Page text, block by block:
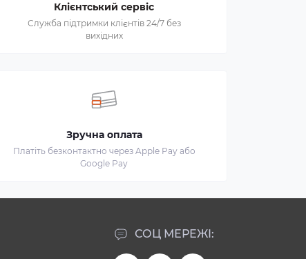
Клієнтський сервіс
Служба підтримки клієнтів 24/7 без
вихідних
Зручна оплата
Платіть безконтактно через Apple Pay або
Google Pay
СОЦ МЕРЕЖІ: